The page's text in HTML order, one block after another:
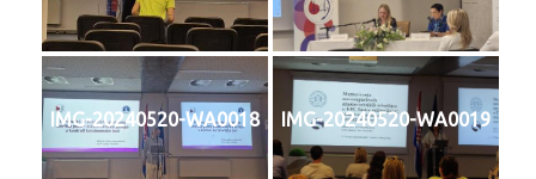
IMG-20240520-WA0018 IMG-20240520-WA0019